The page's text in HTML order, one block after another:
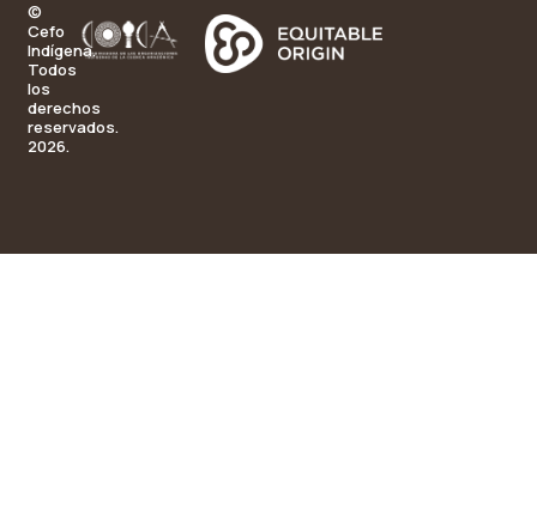
©
Cefo
Indígena.
Todos
los
derechos
reservados.
2026.